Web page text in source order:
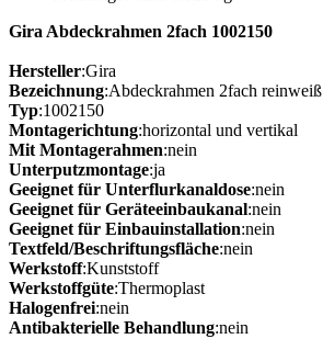
Gira Abdeckrahmen 2fach 1002150
Hersteller:Gira
Bezeichnung:Abdeckrahmen 2fach reinweiß
Typ:1002150
Montagerichtung:horizontal und vertikal
Mit Montagerahmen:nein
Unterputzmontage:ja
Geeignet für Unterflurkanaldose:nein
Geeignet für Geräteeinbaukanal:nein
Geeignet für Einbauinstallation:nein
Textfeld/Beschriftungsfläche:nein
Werkstoff:Kunststoff
Werkstoffgüte:Thermoplast
Halogenfrei:nein
Antibakterielle Behandlung:nein